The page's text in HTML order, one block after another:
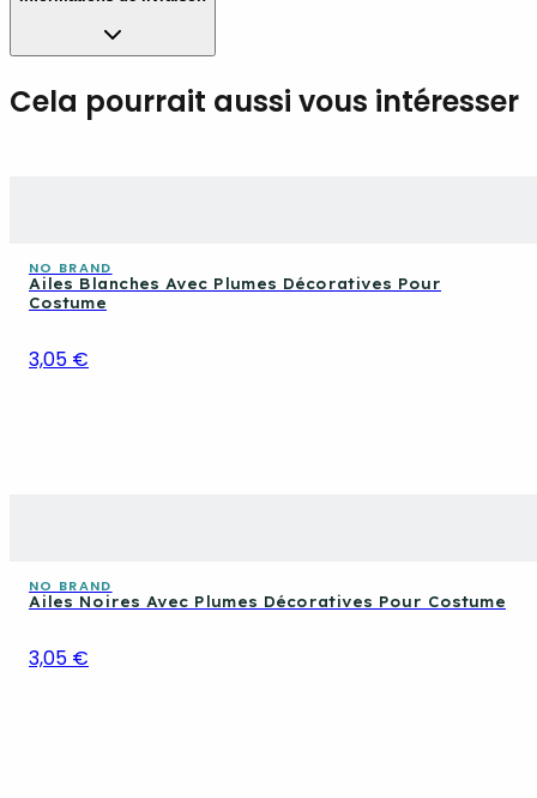
Cela pourrait aussi vous intéresser
NO BRAND
Ailes Blanches Avec Plumes Décoratives Pour
Costume
3,05 €
NO BRAND
Ailes Noires Avec Plumes Décoratives Pour Costume
3,05 €